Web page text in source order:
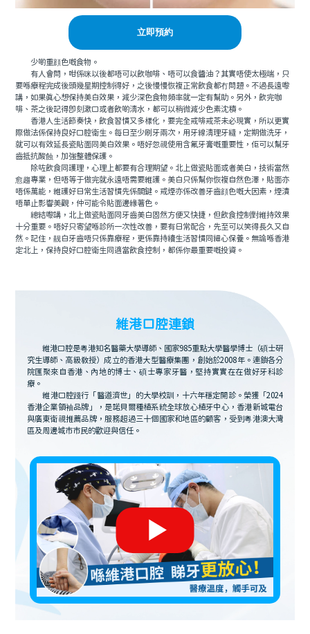
立即預約
少啲重顔色嘅食物。
有人會問，咁係咪以後都唔可以飲咖啡、唔可以食醬油？其實唔使太極端，只
要喺療程完成後頭幾星期控制得好，之後慢慢恢複正常飲食都冇問題。不過長遠嚟
講，如果真心想保持美白效果，減少深色食物頻率就一定有幫助。另外，飲完咖
啡、茶之後記得即刻漱口或者飲啲清水，都可以稍微減少色素沈積。
香港人生活節奏快，飲食習慣又多樣化，要完全戒啡戒茶未必現實，所以更實
際做法係保持良好口腔衛生。每日至少刷牙兩次，用牙線清理牙縫，定期做洗牙，
就可以有效延長瓷貼面同美白效果。唔好忽視使用含氟牙膏嘅重要性，佢可以幫牙
齒抵抗酸蝕，加強整體保護。
除咗飲食同護理，心理上都要有合理期望。北上做瓷貼面或者美白，技術當然
愈趨專業，但唔等于做完就永遠唔需要維護。美白只係幫你恢複自然色澤，貼面亦
唔係萬能，維護好日常生活習慣先係關鍵。戒煙亦係改善牙齒顔色嘅大因素，煙漬
唔單止影響美觀，仲可能令貼面邊緣著色。
總結嚟講，北上做瓷貼面同牙齒美白固然方便又快捷，但飲食控制對維持效果
十分重要。唔好只寄望喺診所一次性改善，要有日常配合，先至可以笑得長久又自
然。記住，靓白牙齒唔只係靠療程，更係靠持續生活習慣同細心保養。無論喺香港
定北上，保持良好口腔衛生同適當飲食控制，都係你最重要嘅投資。
維港口腔連鎖
維港口腔是粵港知名醫藥大學導師、國家985重點大學醫學博士（碩士研
究生導師、高級教授）成立的香港大型醫療集團，創始於2008年。連鎖各分
院匯聚來自香港、內地的博士、碩士專家牙醫，堅持實實在在做好牙科診
療。
維港口腔踐行「醫道濟世」的大學校訓，十六年穩定開診。榮獲「2024
香港企業領袖品牌」，是諾貝爾種植系統全球放心植牙中心，香港新城電台
與廣東衛視推薦品牌，服務超過三十個國家和地區的顧客，受到粵港澳大灣
區及周邊城市市民的歡迎與信任。